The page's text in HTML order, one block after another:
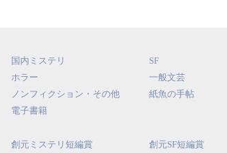
国内ミステリ
SF
ホラー
一般文芸
ノンフィクション・その他
紙魚の手帖
電子書籍
創元ミステリ短編賞 創元SF短編賞